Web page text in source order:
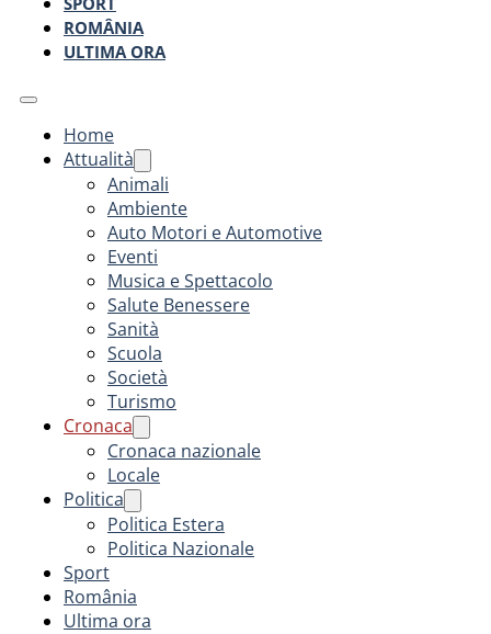
ROMÂNIA
ULTIMA ORA
Home
Attualità
Animali
Ambiente
Auto Motori e Automotive
Eventi
Musica e Spettacolo
Salute Benessere
Sanità
Scuola
Società
Turismo
Cronaca
Cronaca nazionale
Locale
Politica
Politica Estera
Politica Nazionale
Sport
România
Ultima ora